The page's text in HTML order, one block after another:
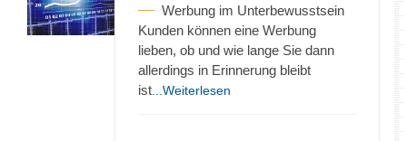
Werbung im Unterbewusstsein
Kunden können eine Werbung
lieben, ob und wie lange Sie dann
allerdings in Erinnerung bleibt
ist ...Weiterlesen